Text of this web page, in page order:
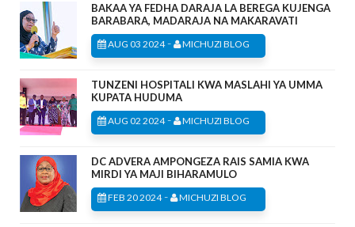
BAKAA YA FEDHA DARAJA LA BEREGA KUJENGA
BARABARA, MADARAJA NA MAKARAVATI
AUG 03 2024- MICHUZI BLOG
TUNZENI HOSPITALI KWA MASLAHI YA UMMA
KUPATA HUDUMA
AUG 02 2024- MICHUZI BLOG
DC ADVERA AMPONGEZA RAIS SAMIA KWA
MIRDI YA MAJI BIHARAMULO
FEB 20 2024- MICHUZI BLOG